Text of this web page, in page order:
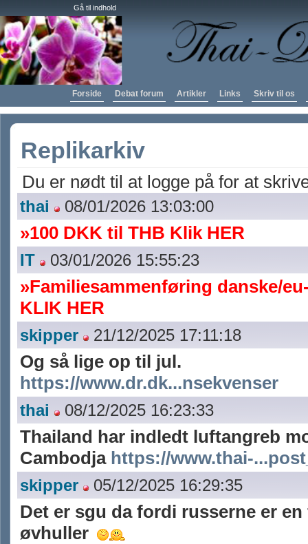
Gå til indhold
Forside Debat forum Artikler Links Skriv til os
Replikarkiv
Du er nødt til at logge på for at
thai 08/01/2026 13:03:00
»100 DKK til THB Klik HER
IT 03/01/2026 15:55:23
»Familiesammenføring danske/
KLIK HER
skipper 21/12/2025 17:11:18
Og så lige op til jul.
https://www.dr.dk...nsekvenser
thai 08/12/2025 16:23:33
Thailand har indledt luftangreb
Cambodja https://www.thai-
skipper 05/12/2025 16:29:35
Det er sgu da fordi russerne er
øvhuller